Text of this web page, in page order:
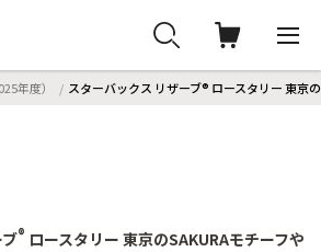
年度） スターバックス リザーブ® ロースタリー 東京
® ロースタリー 東京のSAKURAモチーフや